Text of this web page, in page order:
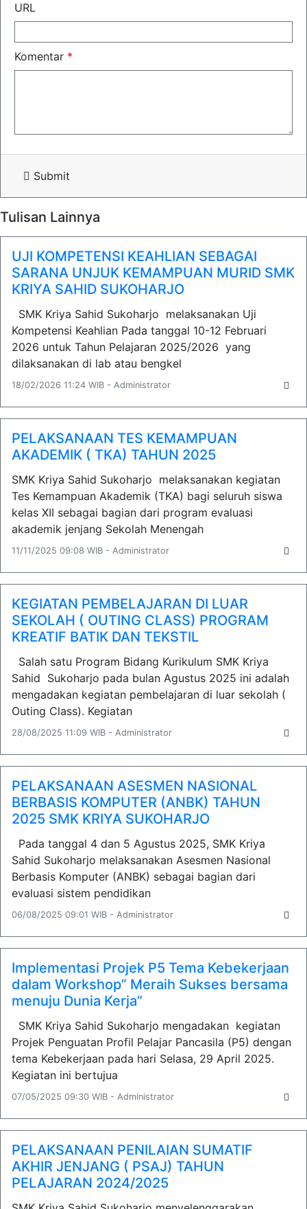
URL
Komentar *
Submit
Tulisan Lainnya
UJI KOMPETENSI KEAHLIAN SEBAGAI
SARANA UNJUK KEMAMPUAN MURID SMK
KRIYA SAHID SUKOHARJO
SMK Kriya Sahid Sukoharjo melaksanakan Uji
Kompetensi Keahlian Pada tanggal 10-12 Februari
2026 untuk Tahun Pelajaran 2025/2026 yang
dilaksanakan di lab atau bengkel
18/02/2026 11:24 WIB - Administrator
PELAKSANAAN TES KEMAMPUAN
AKADEMIK ( TKA) TAHUN 2025
SMK Kriya Sahid Sukoharjo melaksanakan kegiatan
Tes Kemampuan Akademik (TKA) bagi seluruh siswa
kelas XII sebagai bagian dari program evaluasi
akademik jenjang Sekolah Menengah
11/11/2025 09:08 WIB - Administrator
KEGIATAN PEMBELAJARAN DI LUAR
SEKOLAH ( OUTING CLASS) PROGRAM
KREATIF BATIK DAN TEKSTIL
Salah satu Program Bidang Kurikulum SMK Kriya
Sahid Sukoharjo pada bulan Agustus 2025 ini adalah
mengadakan kegiatan pembelajaran di luar sekolah (
Outing Class). Kegiatan
28/08/2025 11:09 WIB - Administrator
PELAKSANAAN ASESMEN NASIONAL
BERBASIS KOMPUTER (ANBK) TAHUN
2025 SMK KRIYA SUKOHARJO
Pada tanggal 4 dan 5 Agustus 2025, SMK Kriya
Sahid Sukoharjo melaksanakan Asesmen Nasional
Berbasis Komputer (ANBK) sebagai bagian dari
evaluasi sistem pendidikan
06/08/2025 09:01 WIB - Administrator
Implementasi Projek P5 Tema Kebekerjaan
dalam Workshop” Meraih Sukses bersama
menuju Dunia Kerja”
SMK Kriya Sahid Sukoharjo mengadakan kegiatan
Projek Penguatan Profil Pelajar Pancasila (P5) dengan
tema Kebekerjaan pada hari Selasa, 29 April 2025.
Kegiatan ini bertujua
07/05/2025 09:30 WIB - Administrator
PELAKSANAAN PENILAIAN SUMATIF
AKHIR JENJANG ( PSAJ) TAHUN
PELAJARAN 2024/2025